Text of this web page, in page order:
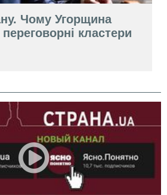
Чому Угорщина
кластери